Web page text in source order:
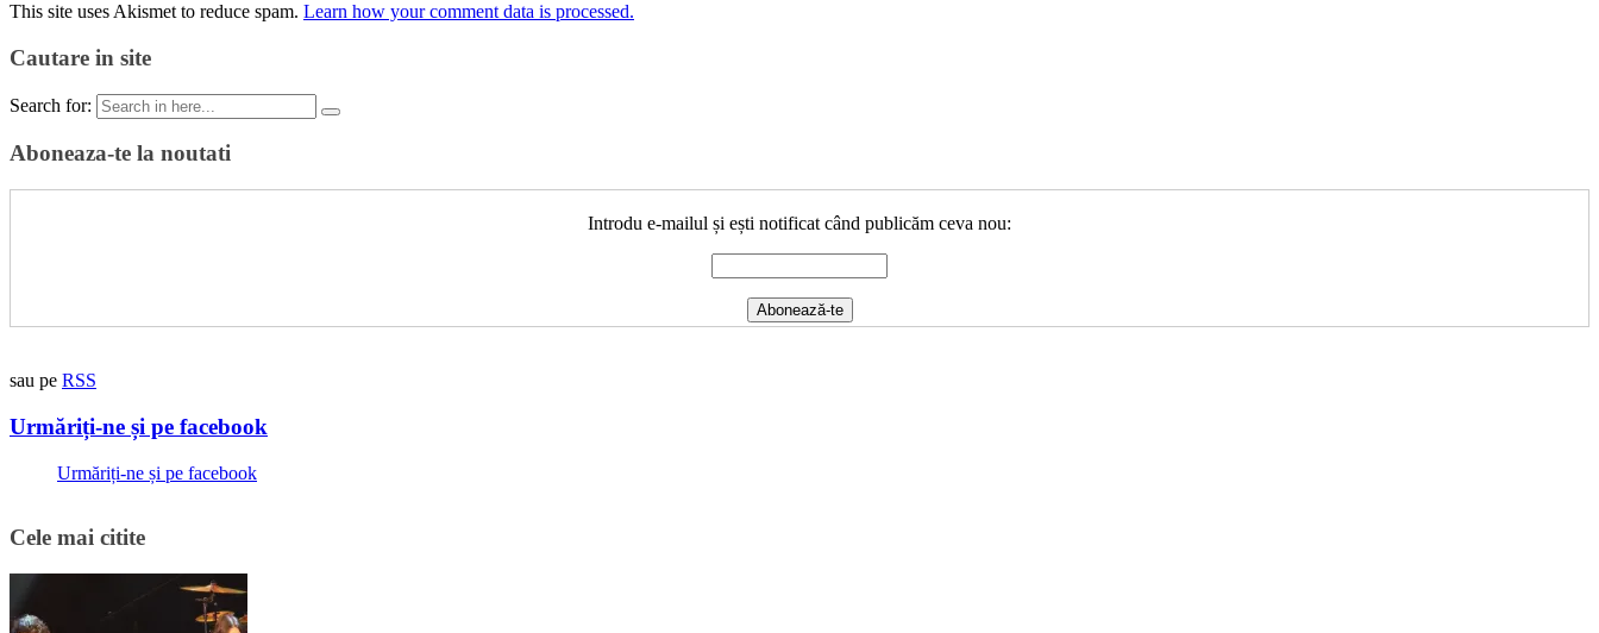
This site uses Akismet to reduce spam. Learn how your comment data is processed.
Cautare in site
Search for:
Aboneaza-te la noutati
Introdu e-mailul și ești notificat când publicăm ceva nou:
sau pe RSS
Urmăriți-ne și pe facebook
Urmăriți-ne și pe facebook
Cele mai citite